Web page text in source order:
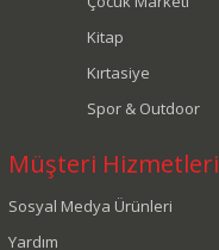
Kitap
Kırtasiye
Spor & Outdoor
Müşteri Hizmetleri
Sosyal Medya Ürünleri
Yardım